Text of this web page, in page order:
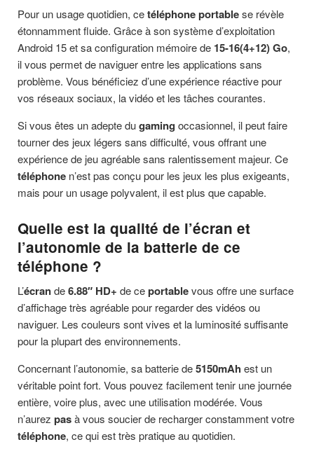
Pour un usage quotidien, cetéléphone portablese révèle
étonnamment fluide. Grâce à son système d’exploitation
Android 15 et sa configuration mémoire de 15-16(4+12) Go,
il vous permet de naviguer entre les applications sans
problème. Vous bénéficiez d’une expérience réactive pour
vos réseaux sociaux, la vidéo et les tâches courantes.
Si vous êtes un adepte dugaming occasionnel, il peut faire
tourner des jeux légers sans difficulté, vous offrant une
expérience de jeu agréable sans ralentissement majeur. Ce
téléphone n’est pas conçu pour les jeux les plus exigeants,
mais pour un usage polyvalent, il est plus que capable.
Quelle est la qualité de l’écran et
l’autonomie de la batterie de ce
téléphone ?
L’écrande6.88″ HD+ de ceportablevous offre une surface
d’affichage très agréable pour regarder des vidéos ou
naviguer. Les couleurs sont vives et la luminosité suffisante
pour la plupart des environnements.
Concernant l’autonomie, sa batterie de5150mAh est un
véritable point fort. Vous pouvez facilement tenir une journée
entière, voire plus, avec une utilisation modérée. Vous
n’aurez pasà vous soucier de recharger constamment votre
téléphone, ce qui est très pratique au quotidien.